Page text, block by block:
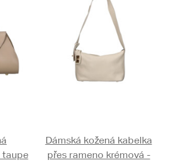
taupe
Dámská kožená kabelka
přes rameno krémová -